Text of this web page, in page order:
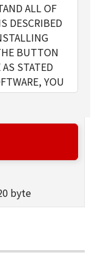
ALL OF
DESCRIBED
BUTTON
STATED
YOU
AND
TERMS
DO
herein
the
byte